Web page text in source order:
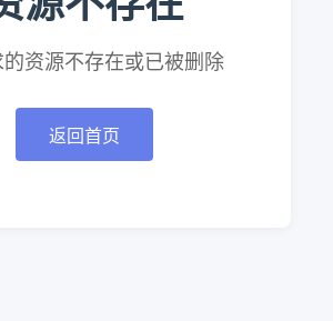
资源不存在或已被删除
返回首页